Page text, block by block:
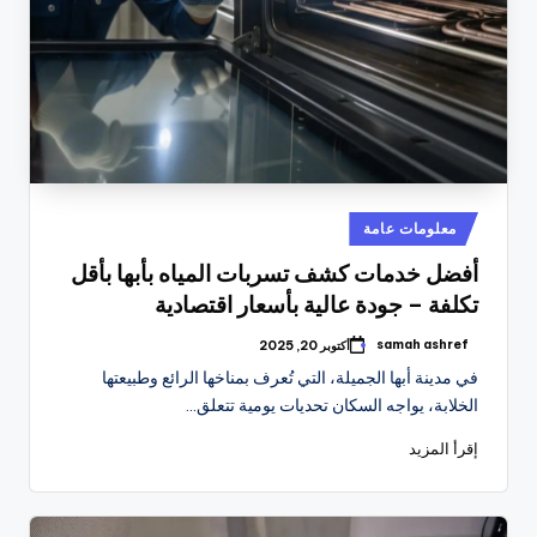
نُشر
في
معلومات عامة
أفضل خدمات كشف تسربات المياه بأبها بأقل
تكلفة – جودة عالية بأسعار اقتصادية
تمّ
بواسطة
samah ashref أكتوبر 20, 2025
في مدينة أبها الجميلة، التي تُعرف بمناخها الرائع وطبيعتها
الخلابة، يواجه السكان تحديات يومية تتعلق…
إقرأ المزيد